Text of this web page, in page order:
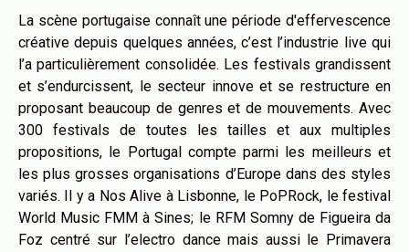
La scène portugaise connaît une période d'effervescence
créative depuis quelques années, c’est l’industrie live qui
l’a particulièrement consolidée. Les festivals grandissent
et s’endurcissent, le secteur innove et se restructure en
proposant beaucoup de genres et de mouvements. Avec
300 festivals de toutes les tailles et aux multiples
propositions, le Portugal compte parmi les meilleurs et
les plus grosses organisations d’Europe dans des styles
variés. Il y a Nos Alive à Lisbonne, le PoPRock, le festival
World Music FMM à Sines; le RFM Somny de Figueira da
Foz centré sur l’electro dance mais aussi le Primavera